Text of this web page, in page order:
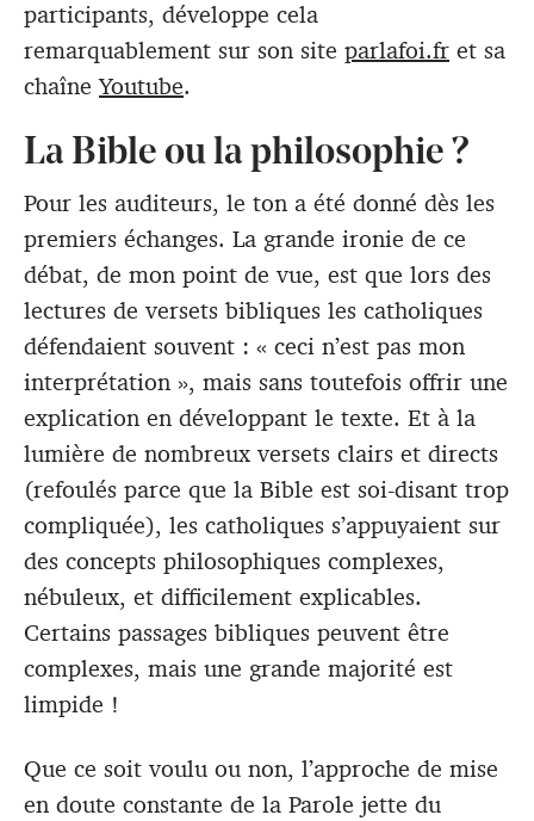
participants, développe cela
remarquablement sur son site parlafoi.fr et sa
chaîneYoutube.
La Bible ou la philosophie ?
Pour les auditeurs, le ton a été donné dès les
premiers échanges. La grande ironie de ce
débat, de mon point de vue, est que lors des
lectures de versets bibliques les catholiques
défendaient souvent : « ceci n’est pas mon
interprétation », mais sans toutefois offrir une
explication en développant le texte. Et à la
lumière de nombreux versets clairs et directs
(refoulés parce que la Bible est soi-disant trop
compliquée), les catholiques s’appuyaient sur
des concepts philosophiques complexes,
nébuleux, et difficilement explicables.
Certains passages bibliques peuvent être
complexes, mais une grande majorité est
limpide !
Que ce soit voulu ou non, l’approche de mise
en doute constante de la Parole jette du